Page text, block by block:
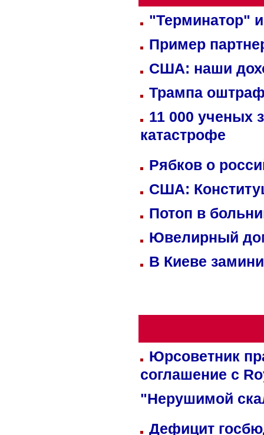
"Терминатор"
Пример
США: наши
Трампа
11 000 ученых
катастрофе
Рябков о
США:
Потоп в
Ювелирный
В Киеве
Юрсоветник
соглашение с
"Нерушимой
Дефицит